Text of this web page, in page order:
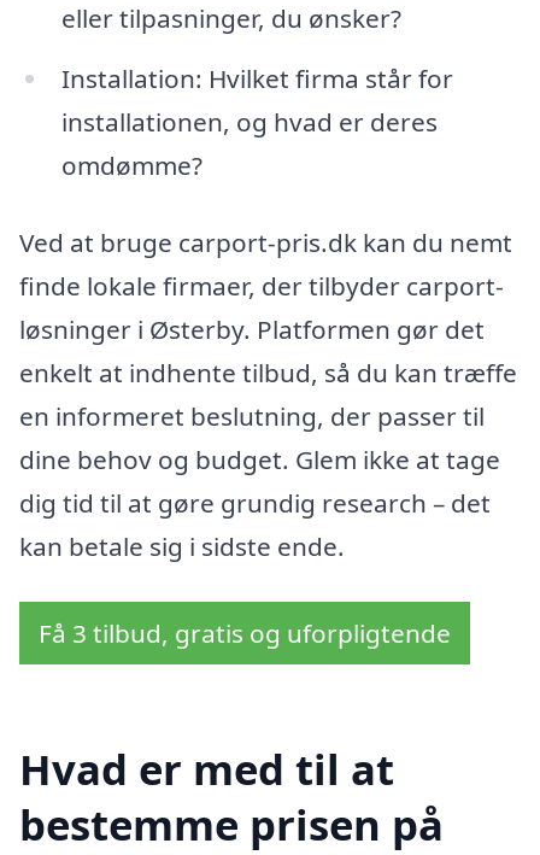
eller tilpasninger, du ønsker?
Installation: Hvilket firma står for
installationen, og hvad er deres
omdømme?
Ved at bruge carport-pris.dk kan du nemt
finde lokale firmaer, der tilbyder carport-
løsninger i Østerby. Platformen gør det
enkelt at indhente tilbud, så du kan træffe
en informeret beslutning, der passer til
dine behov og budget. Glem ikke at tage
dig tid til at gøre grundig research – det
kan betale sig i sidste ende.
Få 3 tilbud, gratis og uforpligtende
Hvad er med til at
bestemme prisen på